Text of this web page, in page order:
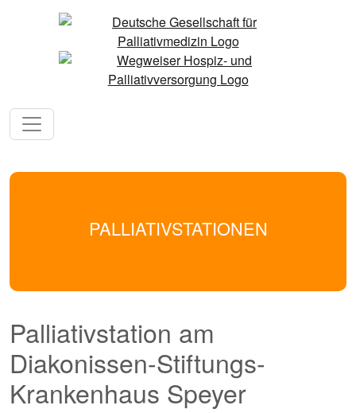
PALLIATIVSTATIONEN
Palliativstation am
Diakonissen-Stiftungs-
Krankenhaus Speyer